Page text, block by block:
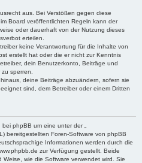
aus. Bei Verstößen gegen diese
Board veröffentlichten Regeln kann der
oder dauerhaft von der Nutzung dieses
erteilen.
keine Verantwortung für die Inhalte von
erstellt hat oder die er nicht zur Kenntnis
dein Benutzerkonto, Beiträge und
sperren.
deine Beiträge abzuändern, sofern sie
sind, dem Betreiber oder einem Dritten
phpBB um eine unter der „
bereitgestellten Foren-Software von phpBB
Informationen werden durch die
zur Verfügung gestellt. Beide
wie die Software verwendet wird. Sie